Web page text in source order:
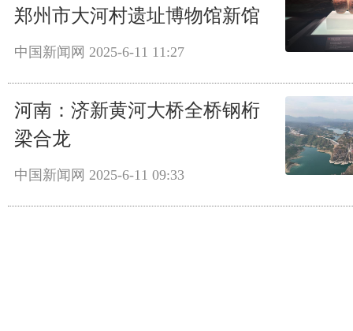
郑州市大河村遗址博物馆新馆
中国新闻网 2025-6-11 11:27
河南：济新黄河大桥全桥钢桁
梁合龙
中国新闻网 2025-6-11 09:33